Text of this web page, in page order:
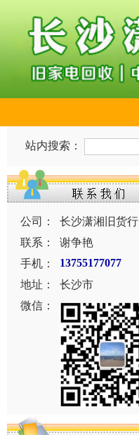
站内搜索：
公司：
长沙潇湘旧货行
联系：
谢争艳
手机：
13755177077
地址：
长沙市
微信：